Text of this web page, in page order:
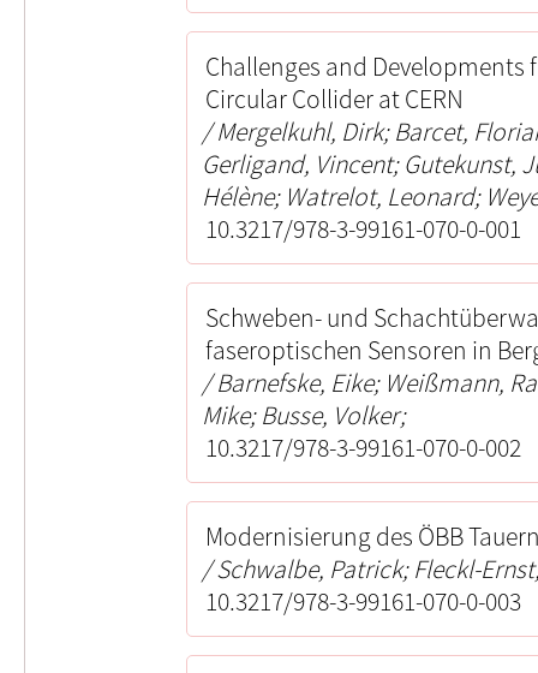
Challenges and
Circular Collider at CERN
Mergelkuhl, Dirk; Barcet,
Gerligand, Vincent; Gutekunst,
Hélène; Watrelot, Leonard;
10.3217/978-3-99161-070-0-001
Schweben- und
faseroptischen Sensoren in
Barnefske, Eike; Weißmann,
Mike; Busse, Volker;
10.3217/978-3-99161-070-0-002
Modernisierung des ÖBB
Schwalbe, Patrick; Fleckl-
10.3217/978-3-99161-070-0-003